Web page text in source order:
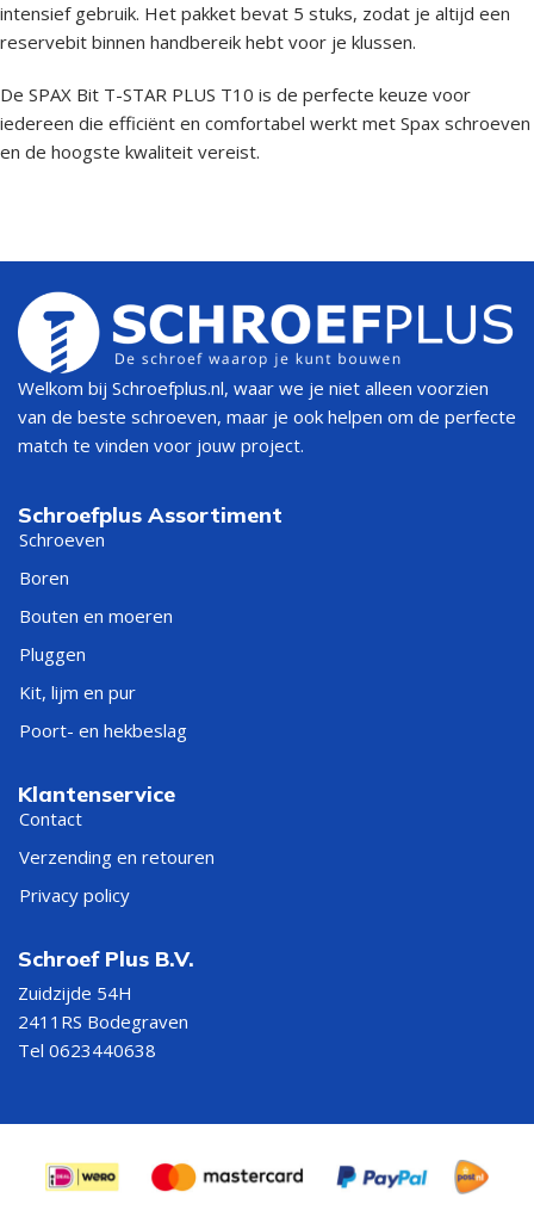
intensief gebruik. Het pakket bevat 5 stuks, zodat je altijd een
reservebit binnen handbereik hebt voor je klussen.
De SPAX Bit T-STAR PLUS T10 is de perfecte keuze voor
iedereen die efficiënt en comfortabel werkt met Spax schroeven
en de hoogste kwaliteit vereist.
Welkom bij Schroefplus.nl, waar we je niet alleen voorzien
van de beste schroeven, maar je ook helpen om de perfecte
match te vinden voor jouw project.
Schroefplus Assortiment
Schroeven
Boren
Bouten en moeren
Pluggen
Kit, lijm en pur
Poort- en hekbeslag
Klantenservice
Contact
Verzending en retouren
Privacy policy
Schroef Plus B.V.
Zuidzijde 54H
2411RS Bodegraven
Tel 0623440638